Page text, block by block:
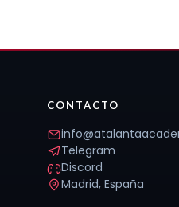
CONTACTO
Telegram
Discord
Madrid, España